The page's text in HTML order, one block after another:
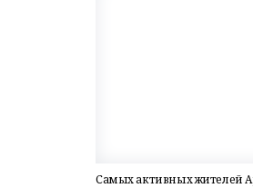
Самых активных жителей